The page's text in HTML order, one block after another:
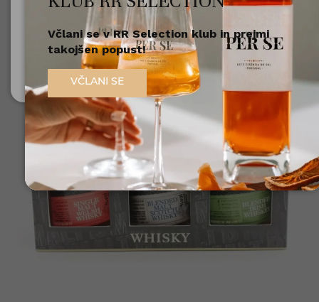
Nisem polnoleten
Sem polnoleten (18+)
Včlani se v RR Selection klub in prejmi
takojšen popust!
VČLANI SE